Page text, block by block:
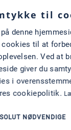
IT, og sørger
date. Med mange
fuldstændig styr på
digitalt. Lars
fiskegrej, så tag en
til
denne
cookies til at
Ved at
giver du
i
cookiepolitik.
NØDVENDIGE